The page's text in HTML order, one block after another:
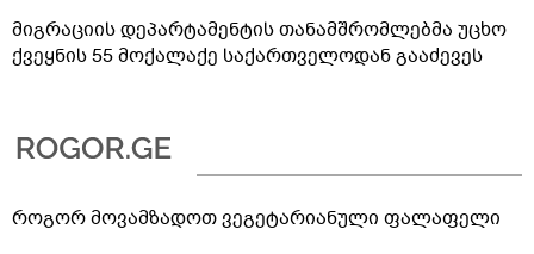
მიგრაციის დეპარტამენტის თანამშრომლებმა უცხო
ქვეყნის 55 მოქალაქე საქართველოდან გააძევეს
როგორ მოვამზადოთ ვეგეტარიანული ფალაფელი